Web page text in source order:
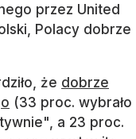
przez United
Polacy dobrze
że dobrze
(33 proc. wybrało
a 23 proc.